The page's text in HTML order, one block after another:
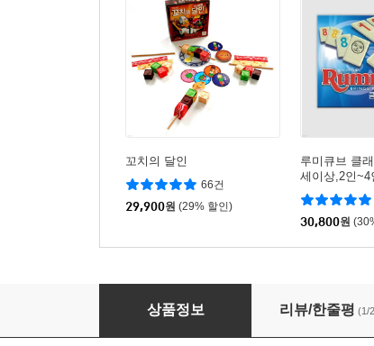
꼬치의 달인
66건
29,900원 (29% 할인)
루미큐브 클
세이상,2인~4
30,800원
[예스24배송] 할리갈리 딜럭스 / 보드게임
상품정보 리뷰/한줄평 (1/